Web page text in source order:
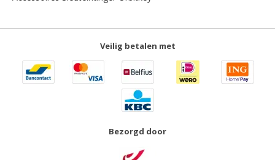
Veilig betalen met
Bezorgd door